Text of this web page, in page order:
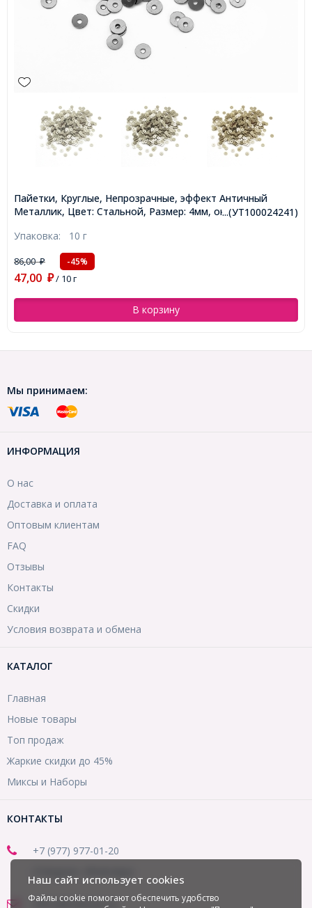
...(УТ100024241)
Пайетки, Круглые, Непрозрачные, эффект Античный
Металлик, Цвет: Стальной, Размер: 4мм, около
Упаковка: 10 г
86,00₽ -45%
47,00 ₽/ 10 г
В корзину
Мы принимаем:
ИНФОРМАЦИЯ
О нас
Доставка и оплата
Оптовым клиентам
FAQ
Отзывы
Контакты
Скидки
Условия возврата и обмена
КАТАЛОГ
Главная
Новые товары
Топ продаж
Жаркие скидки до 45%
Миксы и Наборы
КОНТАКТЫ
+7 (977) 977-01-20
office@mirbusin.ru
Наш сайт использует cookies
Файлы cookie помогают обеспечить удобство